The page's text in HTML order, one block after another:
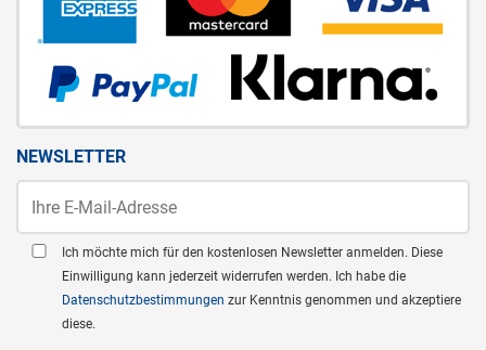
NEWSLETTER
Ich möchte mich für den kostenlosen Newsletter anmelden. Diese
Einwilligung kann jederzeit widerrufen werden. Ich habe die
Datenschutzbestimmungen zur Kenntnis genommen und akzeptiere
diese.